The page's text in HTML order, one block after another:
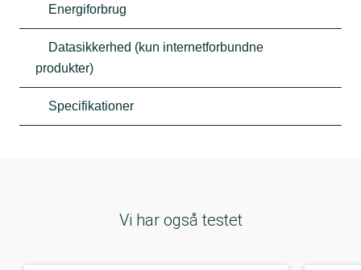
Energiforbrug
Datasikkerhed (kun internetforbundne
produkter)
Specifikationer
Vi har også testet